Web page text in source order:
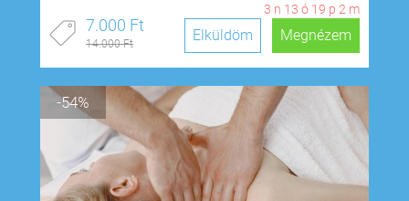
3 n 13 ó 19 p 1 m
7.000 Ft
14.000 Ft Megnézem
Elküldöm
-54%